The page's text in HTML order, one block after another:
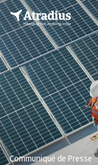
Communiqué de Presse